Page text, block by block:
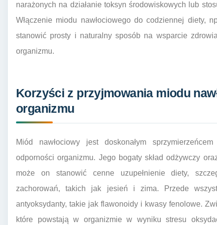
narażonych na działanie toksyn środowiskowych lub
Włączenie miodu nawłociowego do codziennej diety,
stanowić prosty i naturalny sposób na wsparcie
organizmu.
Korzyści z przyjmowania miodu
organizmu
Miód nawłociowy jest doskonałym
odporności organizmu. Jego bogaty skład odżywczy
może on stanowić cenne uzupełnienie diety,
zachorowań, takich jak jesień i zima. Przede
antyoksydanty, takie jak flawonoidy i kwasy fenolowe.
które powstają w organizmie w wyniku stresu